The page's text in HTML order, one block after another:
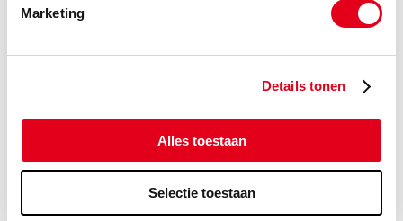
Marketing
Details tonen
Alles toestaan
Selectie toestaan
Kettingwielen Taperlock Simplex